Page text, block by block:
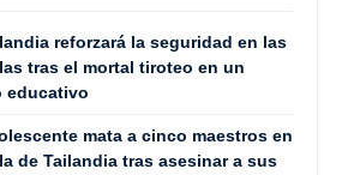
reforzará la seguridad en las
tras el mortal tiroteo en un
educativo
mata a cinco maestros en
de Tailandia tras asesinar a sus